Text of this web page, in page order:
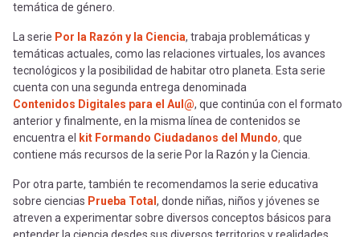
temática de género.
La serie Por la Razón y la Ciencia, trabaja problemáticas y
temáticas actuales, como las relaciones virtuales, los avances
tecnológicos y la posibilidad de habitar otro planeta. Esta serie
cuenta con una segunda entrega denominada
Contenidos Digitales para el Aul@, que continúa con el formato
anterior y finalmente, en la misma línea de contenidos se
encuentra el
kit Formando Ciudadanos del Mundo, que
contiene más recursos de la serie Por la Razón y la Ciencia.
Por otra parte, también te recomendamos la serie educativa
sobre ciencias Prueba Total , donde niñas, niños y jóvenes se
atreven a experimentar sobre diversos conceptos básicos para